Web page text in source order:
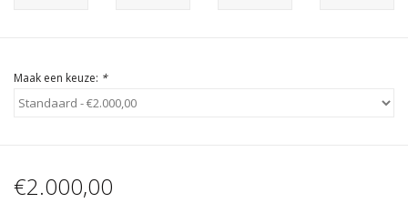
Maak een keuze: *
€2.000,00